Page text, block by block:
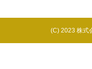
(C) 2023 株式